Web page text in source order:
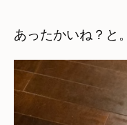
あったかいね？と。